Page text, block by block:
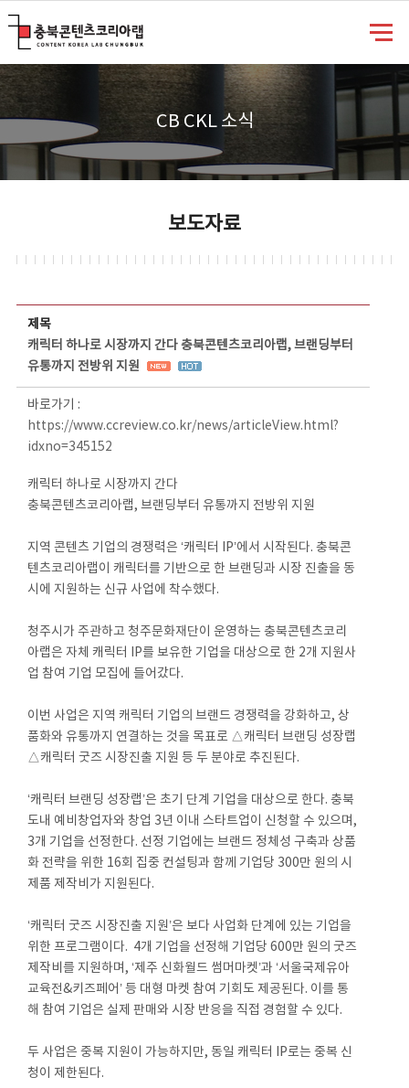
CB CKL 소식
보도자료
제목
캐릭터 하나로 시장까지 간다 충북콘텐츠코리아랩, 브랜딩부터
유통까지 전방위 지원
바로가기 :
https://www.ccreview.co.kr/news/articleView.html?
idxno=345152
캐릭터 하나로 시장까지 간다
충북콘텐츠코리아랩, 브랜딩부터 유통까지 전방위 지원
지역 콘텐츠 기업의 경쟁력은 ‘캐릭터 IP’에서 시작된다. 충북콘
텐츠코리아랩이 캐릭터를 기반으로 한 브랜딩과 시장 진출을 동
시에 지원하는 신규 사업에 착수했다.
청주시가 주관하고 청주문화재단이 운영하는 충북콘텐츠코리
아랩은 자체 캐릭터 IP를 보유한 기업을 대상으로 한 2개 지원사
업 참여 기업 모집에 들어갔다.
이번 사업은 지역 캐릭터 기업의 브랜드 경쟁력을 강화하고, 상
품화와 유통까지 연결하는 것을 목표로 △캐릭터 브랜딩 성장랩
△캐릭터 굿즈 시장진출 지원 등 두 분야로 추진된다.
‘캐릭터 브랜딩 성장랩’은 초기 단계 기업을 대상으로 한다. 충북
도내 예비창업자와 창업 3년 이내 스타트업이 신청할 수 있으며,
3개 기업을 선정한다. 선정 기업에는 브랜드 정체성 구축과 상품
화 전략을 위한 16회 집중 컨설팅과 함께 기업당 300만 원의 시
제품 제작비가 지원된다.
‘캐릭터 굿즈 시장진출 지원’은 보다 사업화 단계에 있는 기업을
위한 프로그램이다. 4개 기업을 선정해 기업당 600만 원의 굿즈
제작비를 지원하며, ‘제주 신화월드 썸머마켓’과 ‘서울국제유아
교육전&키즈페어’ 등 대형 마켓 참여 기회도 제공된다. 이를 통
해 참여 기업은 실제 판매와 시장 반응을 직접 경험할 수 있다.
두 사업은 중복 지원이 가능하지만, 동일 캐릭터 IP로는 중복 신
청이 제한된다.